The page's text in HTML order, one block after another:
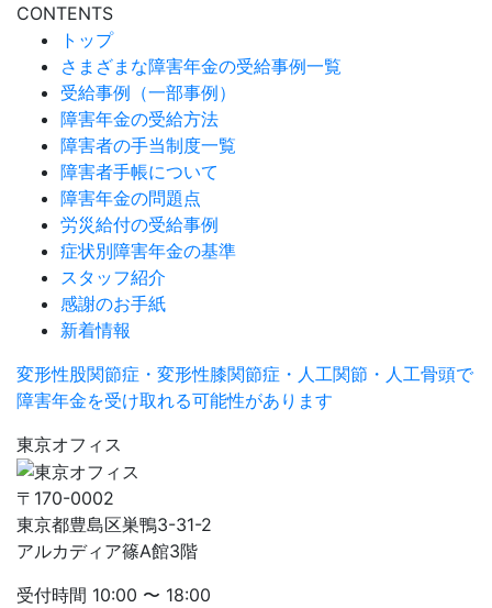
CONTENTS
トップ
さまざまな障害年金の受給事例一覧
受給事例（一部事例）
障害年金の受給方法
障害者の手当制度一覧
障害者手帳について
障害年金の問題点
労災給付の受給事例
症状別障害年金の基準
スタッフ紹介
感謝のお手紙
新着情報
変形性股関節症・変形性膝関節症・人工関節・人工骨頭で
障害年金を受け取れる可能性があります
東京オフィス
〒170-0002
東京都豊島区巣鴨3-31-2
アルカディア篠A館3階
受付時間 10:00 〜 18:00